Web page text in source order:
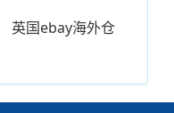
英国ebay海外仓